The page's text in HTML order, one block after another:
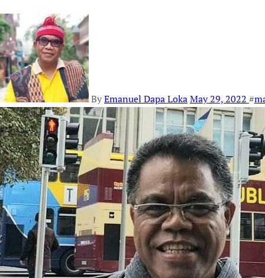
ByEmanuel Dapa LokaMay 29, 2022 #